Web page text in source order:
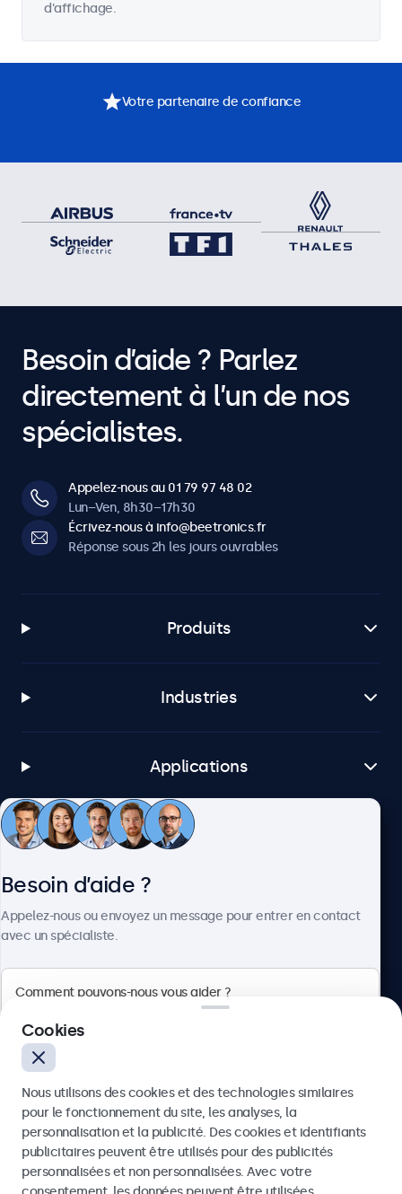
d'affichage.
Votre partenaire de confiance
Besoin d’aide ? Parlez
directement à l’un de nos
spécialistes.
Appelez-nous au 01 79 97 48 02
Lun–Ven, 8h30–17h30
Écrivez-nous à info@beetronics.fr
Réponse sous 2h les jours ouvrables
Produits
Industries
Applications
Service client
4.8/5 noté par 5000+ entreprises
Français
Besoin d’aide ?
Appelez-nous ou envoyez un message pour entrer en contact
avec un spécialiste.
Envoyer
Cookies
Nous utilisons des cookies et des technologies similaires
pour le fonctionnement du site, les analyses, la
personnalisation et la publicité. Des cookies et identifiants
publicitaires peuvent être utilisés pour des publicités
personnalisées et non personnalisées. Avec votre